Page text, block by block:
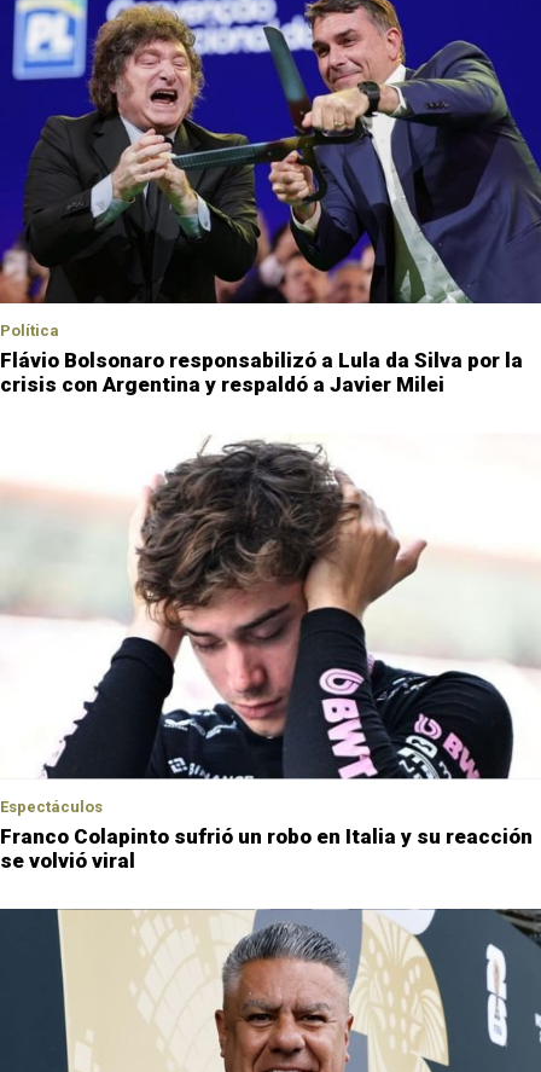
Política
Flávio Bolsonaro responsabilizó a Lula da Silva por la
crisis con Argentina y respaldó a Javier Milei
Espectáculos
Franco Colapinto sufrió un robo en Italia y su reacción
se volvió viral